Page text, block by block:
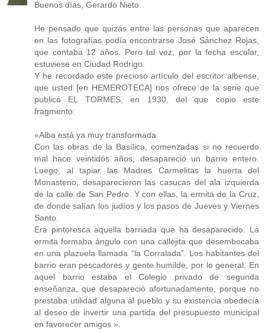
Buenos días, Gerardo Nieto:
He pensado que quizás entre las personas que aparecen
en las fotografías podía encontrarse José Sánchez Rojas,
que contaba 12 años. Pero tal vez, por la fecha escolar,
estuviese en Ciudad Rodrigo.
Y he recordado este precioso artículo del escritor albense,
que usted [en HEMEROTECA] nos ofrece de la serie que
publicó EL TORMES, en 1930, del que copio este
fragmento:
«Alba está ya muy transformada.
Con las obras de la Basílica, comenzadas si no recuerdo
mal hace veintidós años, desapareció un barrio entero.
Luego, al tapiar las Madres Carmelitas la huerta del
Monasterio, desaparecieron las casucas del ala izquierda
de la calle de San Pedro. Y con ellas, la ermita de la Cruz,
de donde salían los judíos y los pasos de Jueves y Viernes
Santo.
Era pintoresca aquella barriada que ha desaparecido. La
ermita formaba ángulo con una callejita que desembocaba
en una plazuela llamada “la Corralada”. Los habitantes del
barrio eran pescadores y gente humilde, por lo general. En
aquel barrio estaba el Colegio privado de segunda
enseñanza, que desapareció afortunadamente, porque no
prestaba utilidad alguna al pueblo y su existencia obedecía
al deseo de invertir una partida del presupuesto municipal
en favorecer amigos ».